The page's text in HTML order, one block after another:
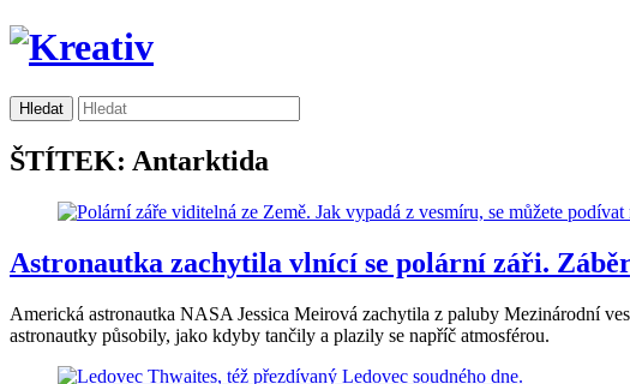
ŠTÍTEK: Antarktida
Astronautka zachytila vlnící se polární záři.
Americká astronautka NASA Jessica Meirová zachytila z paluby Mezinárodní
astronautky působily, jako kdyby tančily a plazily se napříč atmosférou.